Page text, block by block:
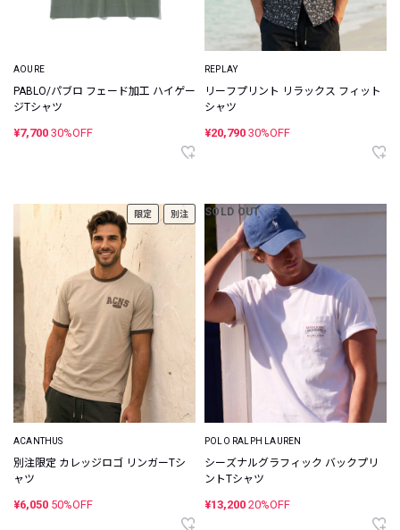
AOURE
PABLO/パブロ フェード加工 ハイゲー
ジTシャツ
¥7,700 30%OFF
REPLAY
リーフプリント リラックス フィット
シャツ
¥20,790 30%OFF
限定 別注
ACANTHUS
別注限定 カレッジロゴ リンガーTシ
ャツ
¥6,050 50%OFF
SOLD OUT
POLO RALPH LAUREN
シーズナルグラフィック バックプリ
ントTシャツ
¥13,200 20%OFF